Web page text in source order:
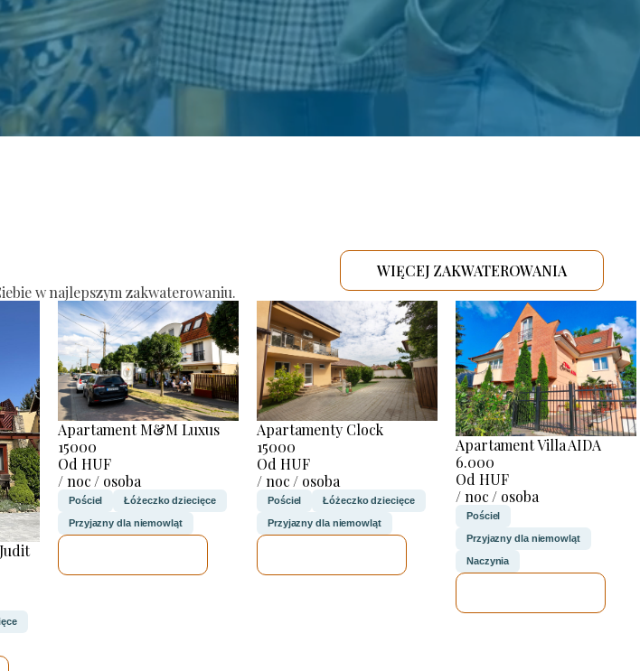
w najlepszym zakwaterowaniu.
WIĘCEJ ZAKWATEROWANIA
Apartament M&M Luxus
15000
Od HUF
/ noc / osoba
Pościel Łóżeczko dziecięce
Przyjazny dla niemowląt
Apartamenty Clock
15000
Od HUF
/ noc / osoba
Pościel Łóżeczko dziecięce
Przyjazny dla niemowląt
Apartament Villa AIDA
6.000
Od HUF
/ noc / osoba
Pościel
Przyjazny dla niemowląt
Naczynia